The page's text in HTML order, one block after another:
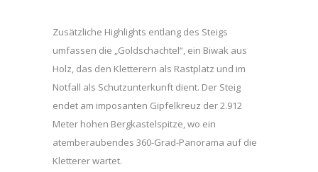
Zusätzliche Highlights entlang des Steigs
umfassen die „Goldschachtel“, ein Biwak aus
Holz, das den Kletterern als Rastplatz und im
Notfall als Schutzunterkunft dient. Der Steig
endet am imposanten Gipfelkreuz der 2.912
Meter hohen Bergkastelspitze, wo ein
atemberaubendes 360-Grad-Panorama auf die
Kletterer wartet.